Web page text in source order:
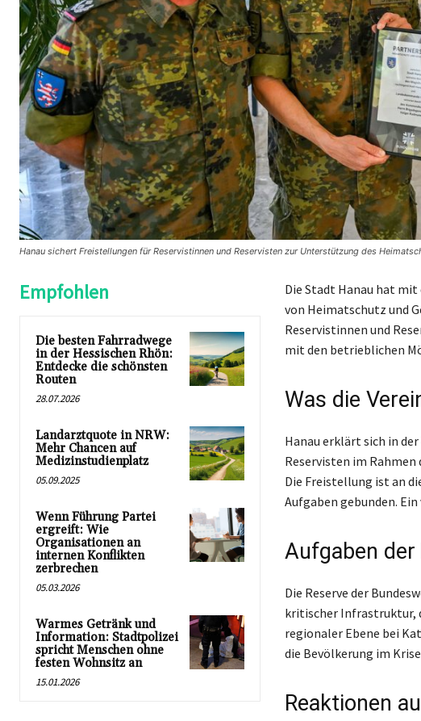
Hanau sichert Freistellungen für Reservistinnen und Reservisten zur Unterstützung des
Empfohlen
Die besten Fahrradwege
in der Hessischen Rhön:
Entdecke die schönsten
Routen
28.07.2026
Landarztquote in NRW:
Mehr Chancen auf
Medizinstudienplatz
05.09.2025
Wenn Führung Partei
ergreift: Wie
Organisationen an
internen Konflikten
zerbrechen
05.03.2026
Warmes Getränk und
Information: Stadtpolizei
spricht Menschen ohne
festen Wohnsitz an
15.01.2026
Die Stadt Hanau hat
von Heimatschutz und
Reservistinnen und
mit den betrieblichen
Was die
Hanau erklärt sich in
Reservisten im
Die Freistellung ist an
Aufgaben gebunden.
Aufgaben der
Die Reserve der
kritischer Infrastruktur,
regionaler Ebene bei
die Bevölkerung im
Reaktionen